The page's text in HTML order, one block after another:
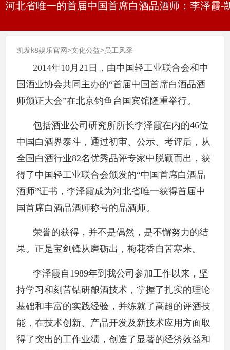
河北省唯一的首届中国首席白酒品酒师：李泽霞-
凯发k8娱乐官网>文化公益>员工风采
2014年10月21日，由中国轻工业联合会和中
国酒业协会共同主办的“首届中国首席白酒品酒
师颁证大会”在北京钓鱼台国宾馆隆重举行。
包括酒业公司研究所所长李泽霞在内的46位
中国白酒界泰斗，通过初审、公示、考评后，从
全国白酒行业82名优秀品评专家中脱颖而出，获
得了中国轻工业联合会颁发的“中国首席白酒品
酒师”证书，李泽霞成为河北省唯一获得首届中
国首席白酒品酒师称号的品酒师。
荣誉的获得，并不是偶然，是不懈努力的结
果。正是宝剑锋从磨砺出，梅花香自苦寒来。
李泽霞自1989年到我公司参加工作以来，坚
持学习和刻苦钻研酿酒技术，掌握了扎实的理论
基础和丰富的实践经验，并练就了高超的评酒技
能，在技术创新、产品开发及新技术应用方面取
得了突出的工作业绩，创造了显著的经济效益和